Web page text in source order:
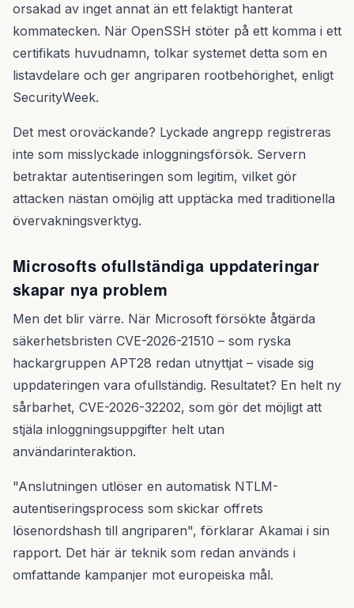
orsakad av inget annat än ett felaktigt hanterat
kommatecken. När OpenSSH stöter på ett komma i ett
certifikats huvudnamn, tolkar systemet detta som en
listavdelare och ger angriparen rootbehörighet, enligt
SecurityWeek.
Det mest oroväckande? Lyckade angrepp registreras
inte som misslyckade inloggningsförsök. Servern
betraktar autentiseringen som legitim, vilket gör
attacken nästan omöjlig att upptäcka med traditionella
övervakningsverktyg.
Microsofts ofullständiga uppdateringar
skapar nya problem
Men det blir värre. När Microsoft försökte åtgärda
säkerhetsbristen CVE-2026-21510 – som ryska
hackargruppen APT28 redan utnyttjat – visade sig
uppdateringen vara ofullständig. Resultatet? En helt ny
sårbarhet, CVE-2026-32202, som gör det möjligt att
stjäla inloggningsuppgifter helt utan
användarinteraktion.
"Anslutningen utlöser en automatisk NTLM-
autentiseringsprocess som skickar offrets
lösenordshash till angriparen", förklarar Akamai i sin
rapport. Det här är teknik som redan används i
omfattande kampanjer mot europeiska mål.